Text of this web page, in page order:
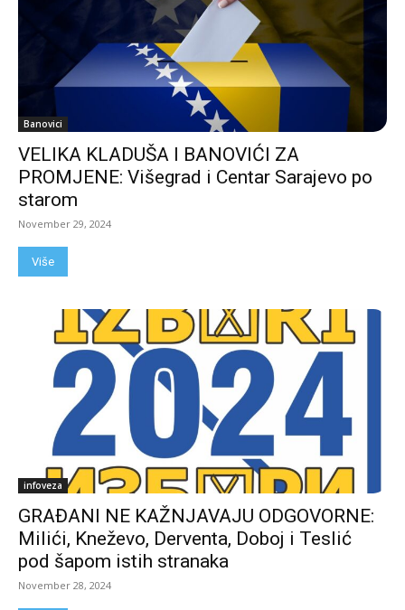
Banovici
VELIKA KLADUŠA I BANOVIĆI ZA
PROMJENE: Višegrad i Centar Sarajevo po
starom
November 29, 2024
Više
infoveza
GRAĐANI NE KAŽNJAVAJU ODGOVORNE:
Milići, Kneževo, Derventa, Doboj i Teslić
pod šapom istih stranaka
November 28, 2024